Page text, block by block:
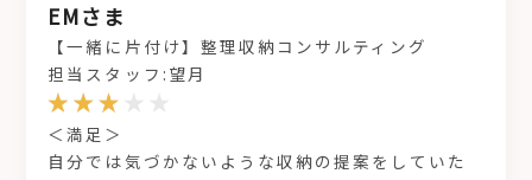
EMさま
【一緒に片付け】整理収納コンサルティング
担当スタッフ:望月
＜満足＞
自分では気づかないような収納の提案をしていた